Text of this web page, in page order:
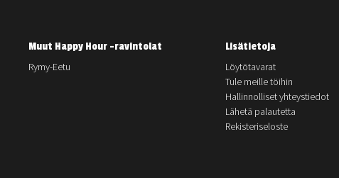
Muut Happy Hour -ravintolat
Rymy-Eetu
Lisätietoja
Löytötavarat
Tule meille töihin
Hallinnolliset yhteystiedot
Lähetä palautetta
Rekisteriseloste